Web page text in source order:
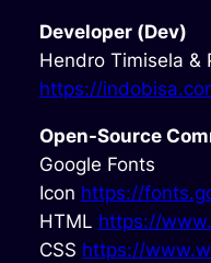
Developer (Dev)
Hendro Timisela &
https://
Open-Source
Google Fonts
Icon https://
HTML https://
CSS https://